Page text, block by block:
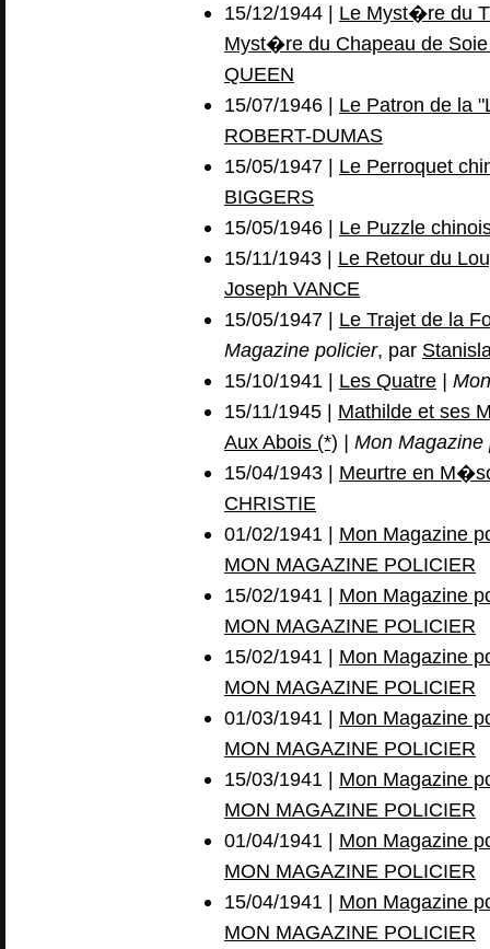
15/12/1944 | Le Myst�re du
Myst�re du Chapeau de
QUEEN
15/07/1946 | Le Patron de la
ROBERT-DUMAS
15/05/1947 | Le Perroquet
BIGGERS
15/05/1946 | Le Puzzle
15/11/1943 | Le Retour du
Joseph VANCE
15/05/1947 | Le Trajet de la
Magazine policier, par
15/10/1941 | Les Quatre |
15/11/1945 | Mathilde et ses
Aux Abois (*) | Mon Magazine
15/04/1943 | Meurtre en
CHRISTIE
01/02/1941 | Mon Magazine
MON MAGAZINE POLICIER
15/02/1941 | Mon Magazine
MON MAGAZINE POLICIER
15/02/1941 | Mon Magazine
MON MAGAZINE POLICIER
01/03/1941 | Mon Magazine
MON MAGAZINE POLICIER
15/03/1941 | Mon Magazine
MON MAGAZINE POLICIER
01/04/1941 | Mon Magazine
MON MAGAZINE POLICIER
15/04/1941 | Mon Magazine
MON MAGAZINE POLICIER